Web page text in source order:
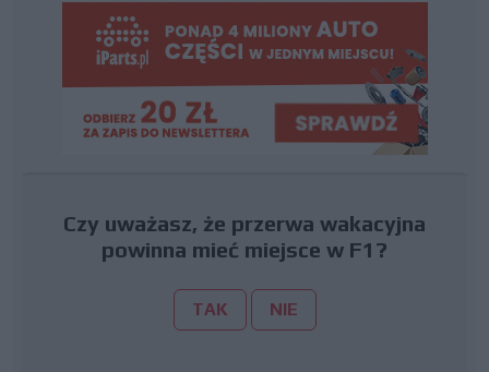
Czy uważasz, że przerwa wakacyjna
powinna mieć miejsce w F1?
TAK NIE